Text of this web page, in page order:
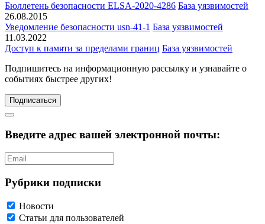
Бюллетень безопасности ELSA-2020-4286 База уязвимостей
26.08.2015
Уведомление безопасности usn-41-1 База уязвимостей
11.03.2022
Доступ к памяти за пределами границ База уязвимостей
Подпишитесь на информационную рассылку и узнавайте о
событиях быстрее других!
Подписаться
Введите адрес вашей электронной почты:
Рубрики подписки
Новости
Статьи для пользователей